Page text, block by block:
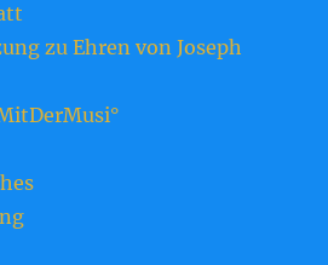
zu Ehren von Joseph